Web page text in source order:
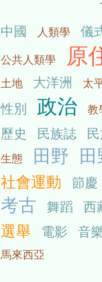
中國 人類學 儀
公共人類學
原
土地
大洋洲 太
性別 政治 教
歷史 民族誌
生態 田野
社會運動 節慶
考古 舞蹈 西
選舉 電影 音
馬來西亞